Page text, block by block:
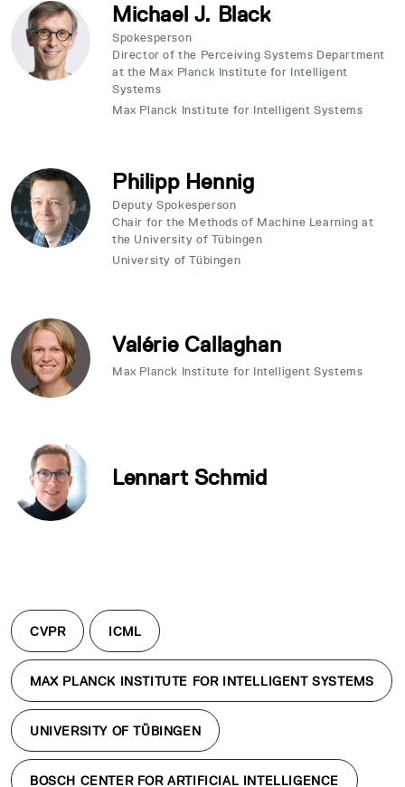
Michael J. Black
Spokesperson
Director of the Perceiving Systems Department
at the Max Planck Institute for Intelligent
Systems
Max Planck Institute for Intelligent Systems
Philipp Hennig
Deputy Spokesperson
Chair for the Methods of Machine Learning at
the University of Tübingen
University of Tübingen
Valérie Callaghan
Max Planck Institute for Intelligent Systems
Lennart Schmid
CVPR ICML
MAX PLANCK INSTITUTE FOR INTELLIGENT SYSTEMS
UNIVERSITY OF TÜBINGEN
BOSCH CENTER FOR ARTIFICIAL INTELLIGENCE